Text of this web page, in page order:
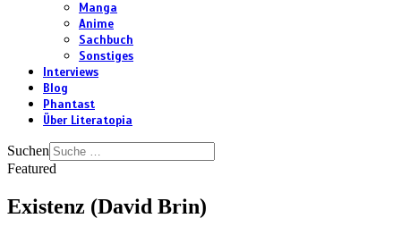
Manga
Anime
Sachbuch
Sonstiges
Interviews
Blog
Phantast
Über Literatopia
Suchen
Featured
Existenz (David Brin)